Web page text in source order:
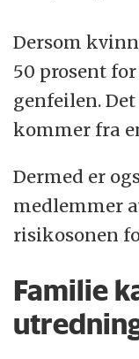
Dersom
50 prosent
genfeilen.
kommer fra
Dermed er
medlemmer
risikosonen
Familie